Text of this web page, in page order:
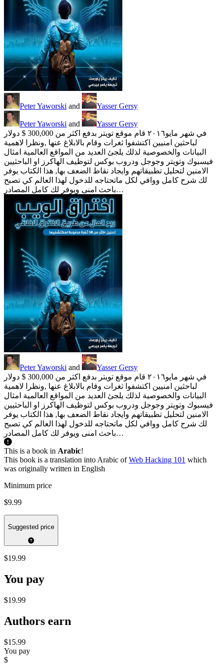
Peter Yaworski and Yasser Gersy
Peter Yaworski and
Yasser Gersy
في شهر مايو٢٠١٦ قام موقع تويتر بدفع اكثر من 300,000 $ دولار
لباحثين امنيين اكتشفوا ثغرات وقام بالابلاغ عنها ,ونظرا لاهمية
البيانات والخصوصية لذلك يلجئ العديد من المواقع العالمية امثال
فيسبوك وتويتر وجوجل ودروب بوكس لتوظيف الهاكرز او الباحثيين
الامنين لتحليل تطبيقاتهم وايجاد نقاط الضعف بها, هذا الكتاب يوفر
لك شرح كامل ووافي لكل ماتحتاجه للدخول لهذا العالم كي تصبح
باحث امنى ويوفر لك كامل المصادر…
Peter Yaworski and
Yasser Gersy
في شهر مايو٢٠١٦ قام موقع تويتر بدفع اكثر من 300,000 $ دولار
لباحثين امنيين اكتشفوا ثغرات وقام بالابلاغ عنها ,ونظرا لاهمية
البيانات والخصوصية لذلك يلجئ العديد من المواقع العالمية امثال
فيسبوك وتويتر وجوجل ودروب بوكس لتوظيف الهاكرز او الباحثيين
الامنين لتحليل تطبيقاتهم وايجاد نقاط الضعف بها, هذا الكتاب يوفر
لك شرح كامل ووافي لكل ماتحتاجه للدخول لهذا العالم كي تصبح
باحث امنى ويوفر لك كامل المصادر…
This is a book in Arabic!
This book is a translation into Arabic ofWeb Hacking 101 which
was originally written in English
Minimum price
$9.99
Suggested price
$19.99
You pay
$19.99
Authors earn
$15.99
You pay
$